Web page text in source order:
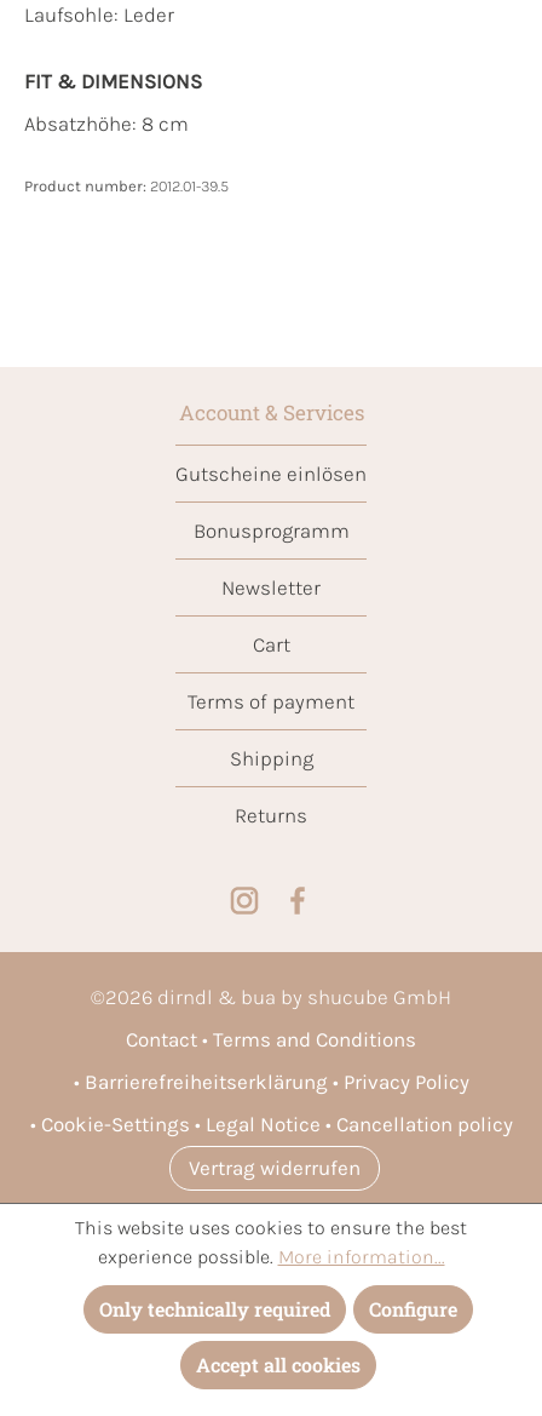
Laufsohle: Leder
FIT & DIMENSIONS
Absatzhöhe: 8 cm
Product number: 2012.01-39.5
Account & Services
Gutscheine einlösen
Bonusprogramm
Newsletter
Cart
Terms of payment
Shipping
Returns
©2026 dirndl & bua by shucube GmbH
Contact
Terms and Conditions
Barrierefreiheitserklärung
Privacy Policy
Cookie-Settings
Legal Notice
Cancellation policy
Vertrag widerrufen
* All prices incl. VAT plusshipping costsand possible delivery
charges, if not stated otherwise.
This website uses cookies to ensure the best
experience possible. More information...
Only technically required Configure
Accept all cookies